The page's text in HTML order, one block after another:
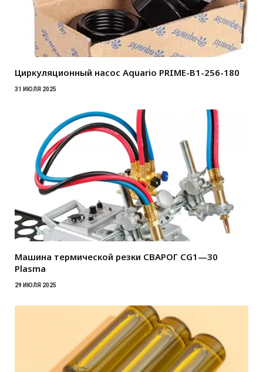
Циркуляционный насос Aquario PRIME-B1-256-180
31 ИЮЛЯ 2025
Машина термической резки СВАРОГ CG1—30
Plasma
29 ИЮЛЯ 2025